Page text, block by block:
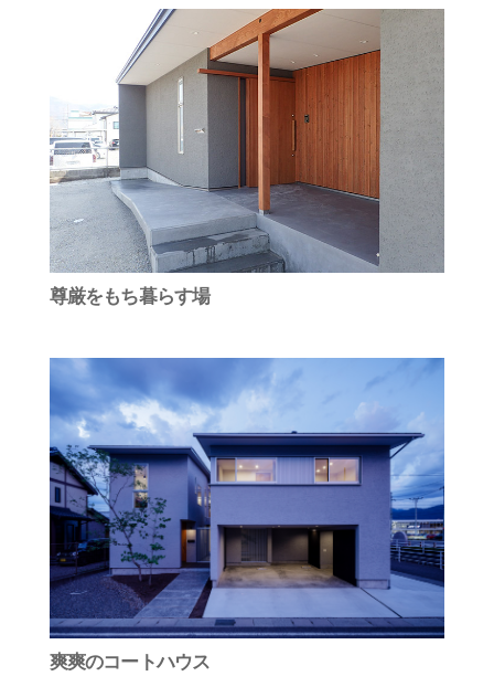
尊厳をもち暮らす場
爽爽のコートハウス